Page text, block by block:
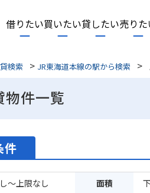
借りたい買いたい貸したい売りた
検索 > JR東海道本線の駅から検索 >
物件一覧
件
～上限なし 面積